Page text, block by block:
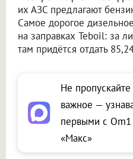
их АЗС предлагают
Самое дорогое
на заправках Teboil: за
там придётся отдать
Не пропускайте
важное —
первыми с
«Макс»